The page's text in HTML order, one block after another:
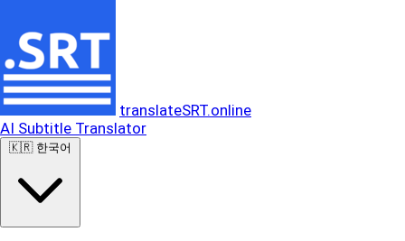
translateSRT.online
AI Subtitle Translator
🇰🇷 한국어